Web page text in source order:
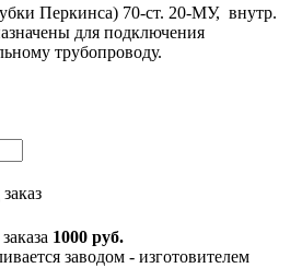
Перкинса) 70-ст. 20-МУ, внутр.
для подключения
трубопроводу.
1000 руб.
заводом - изготовителем